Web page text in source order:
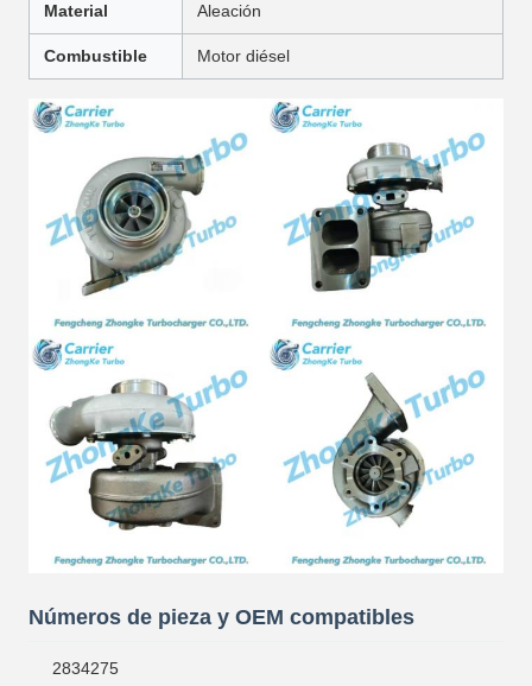
Material Aleación
Combustible Motor diésel
Números de pieza y OEM compatibles
2834275